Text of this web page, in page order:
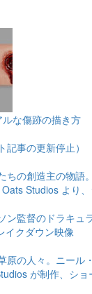
な傷跡の描き方
記事の更新停止）
ちの創造主の物語
Studios より、
ン監督のドラキュ
イクダウン映像
原の人々。ニール
が制作、ショ